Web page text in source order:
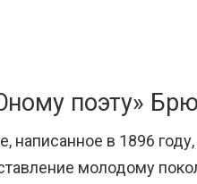
поэту»
написанное в 1896
молодому